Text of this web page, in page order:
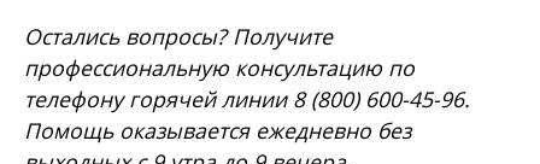
Остались вопросы? Получите
профессиональную консультацию по
телефону горячей линии 8 (800) 600-45-96.
Помощь оказывается ежедневно без